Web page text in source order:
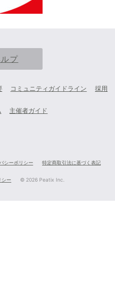
プ
コミュニティガイドライン 採用
主催者ガイド
シーポリシー 特定商取引法に基づく表記
シー © 2026 Peatix Inc.